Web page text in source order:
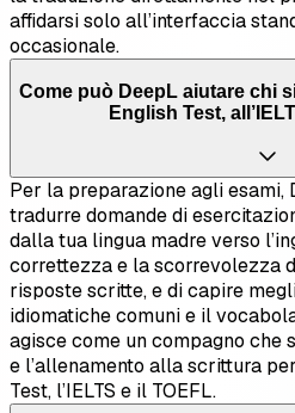
affidarsi solo all’interfaccia
occasionale.
Come può DeepL aiutare chi
English Test,
Per la preparazione agli esami,
tradurre domande di
dalla tua lingua madre verso
correttezza e la scorrevolezza
risposte scritte, e di capire
idiomatiche comuni e il
agisce come un compagno che
e l’allenamento alla scrittura
Test, l’IELTS e il TOEFL.